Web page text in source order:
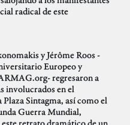
radical de este
y Jérôme Roos -
Europeo y
regresaron a
involucrados en el
Sintagma, así como el
Guerra Mundial,